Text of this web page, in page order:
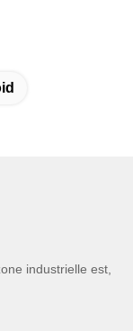
industrielle est,